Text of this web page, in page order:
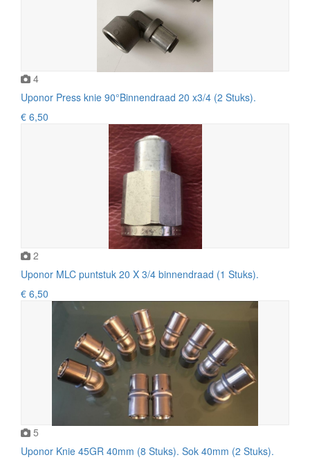
4
Uponor Press knie 90°Binnendraad 20 x3/4 (2 Stuks).
€ 6,50
2
Uponor MLC puntstuk 20 X 3/4 binnendraad (1 Stuks).
€ 6,50
5
Uponor Knie 45GR 40mm (8 Stuks). Sok 40mm (2 Stuks).